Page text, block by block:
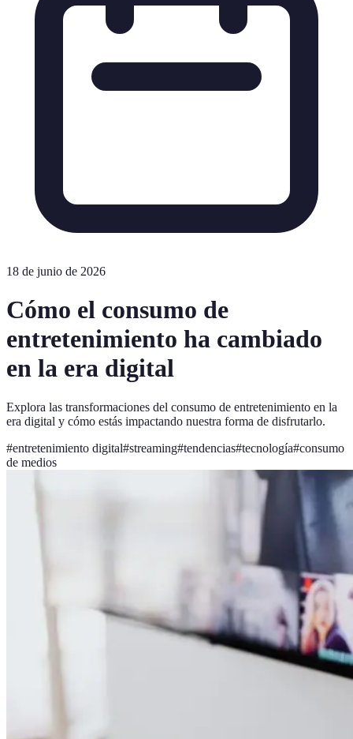
18 de junio de 2026
Cómo el consumo de
entretenimiento ha cambiado
en la era digital
Explora las transformaciones del consumo de entretenimiento en la
era digital y cómo estás impactando nuestra forma de disfrutarlo.
#entretenimiento digital#streaming#tendencias#tecnología#consumo
de medios